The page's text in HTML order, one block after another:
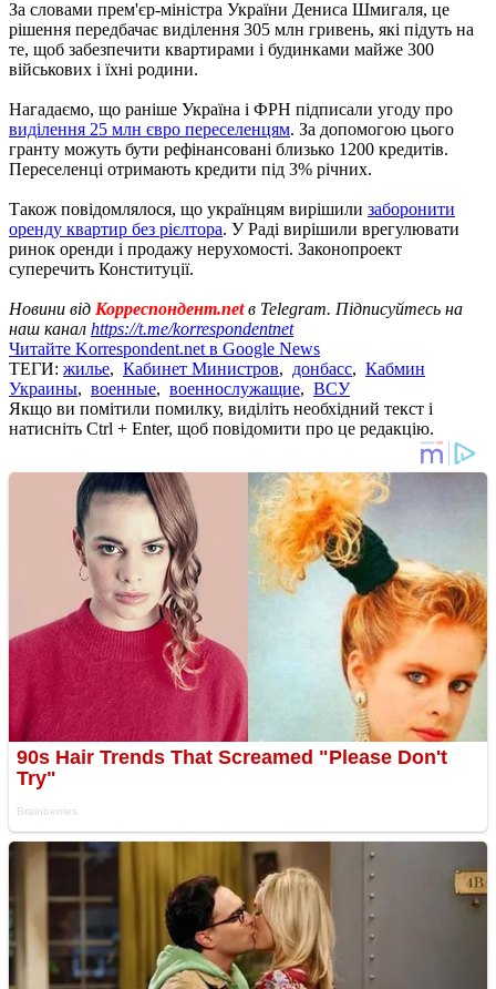
За словами прем'єр-міністра України Дениса Шмигаля, це
рішення передбачає виділення 305 млн гривень, які підуть на
те, щоб забезпечити квартирами і будинками майже 300
військових і їхні родини.
Нагадаємо, що раніше Україна і ФРН підписали угоду про
виділення 25 млн євро переселенцям. За допомогою цього
гранту можуть бути рефінансовані близько 1200 кредитів.
Переселенці отримають кредити під 3% річних.
Також повідомлялося, що українцям вирішили заборонити
оренду квартир без рієлтора. У Раді вирішили врегулювати
ринок оренди і продажу нерухомості. Законопроект
суперечить Конституції.
Новини від Корреспондент.netв Telegram. Підписуйтесь на
наш канал https://t.me/korrespondentnet
Читайте Korrespondent.net в Google News
ТЕГИ: жилье, Кабинет Министров, донбасс, Кабмин
Украины, военные, военнослужащие, ВСУ
Якщо ви помітили помилку, виділіть необхідний текст і
натисніть Ctrl + Enter, щоб повідомити про це редакцію.